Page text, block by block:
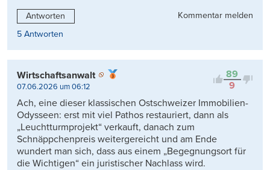
Antworten
Kommentar melden
5 Antworten
89
9
Wirtschaftsanwalt
07.06.2026 um 06:12
Ach, eine dieser klassischen Ostschweizer Immobilien-
Odysseen: erst mit viel Pathos restauriert, dann als
„Leuchtturmprojekt“ verkauft, danach zum
Schnäppchenpreis weitergereicht und am Ende
wundert man sich, dass aus einem „Begegnungsort für
die Wichtigen“ ein juristischer Nachlass wird.